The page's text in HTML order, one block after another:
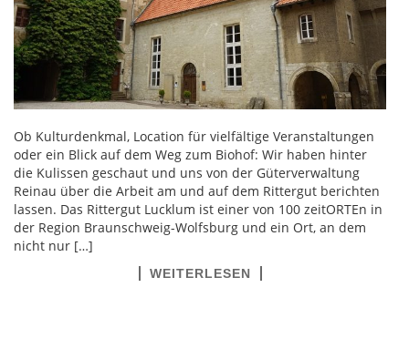
Ob Kulturdenkmal, Location für vielfältige Veranstaltungen
oder ein Blick auf dem Weg zum Biohof: Wir haben hinter
die Kulissen geschaut und uns von der Güterverwaltung
Reinau über die Arbeit am und auf dem Rittergut berichten
lassen. Das Rittergut Lucklum ist einer von 100 zeitORTEn in
der Region Braunschweig-Wolfsburg und ein Ort, an dem
nicht nur […]
WEITERLESEN